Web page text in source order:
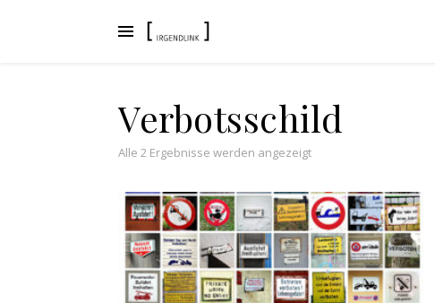
Verbotsschild
Alle 2 Ergebnisse werden angezeigtNach Aktualität sortiert